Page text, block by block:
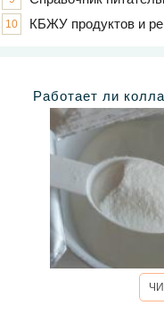
10 КБЖУ продуктов и
Работает ли